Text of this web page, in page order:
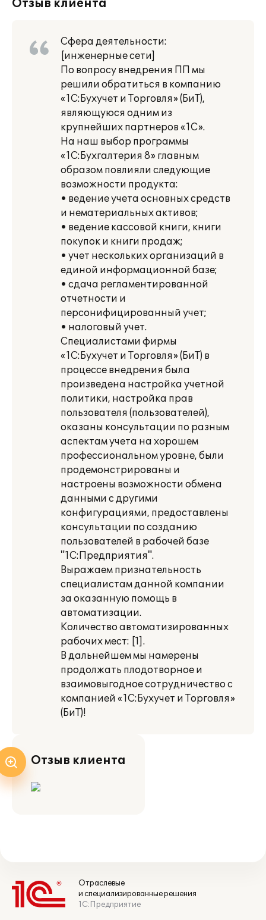
Отзыв клиента
Сфера деятельности:
[инженерные сети]
По вопросу внедрения ПП мы
решили обратиться в компанию
«1С:Бухучет и Торговля» (БиТ),
являющуюся одним из
крупнейших партнеров «1С».
На наш выбор программы
«1С:Бухгалтерия 8» главным
образом повлияли следующие
возможности продукта:
• ведение учета основных средств
и нематериальных активов;
• ведение кассовой книги, книги
покупок и книги продаж;
• учет нескольких организаций в
единой информационной базе;
• сдача регламентированной
отчетности и
персонифицированный учет;
• налоговый учет.
Специалистами фирмы
«1С:Бухучет и Торговля» (БиТ) в
процессе внедрения была
произведена настройка учетной
политики, настройка прав
пользователя (пользователей),
оказаны консультации по разным
аспектам учета на хорошем
профессиональном уровне, были
продемонстрированы и
настроены возможности обмена
данными с другими
конфигурациями, предоставлены
консультации по созданию
пользователей в рабочей базе
"1С:Предприятия".
Выражаем признательность
специалистам данной компании
за оказанную помощь в
автоматизации.
Количество автоматизированных
рабочих мест: [1].
В дальнейшем мы намерены
продолжать плодотворное и
взаимовыгодное сотрудничество с
компанией «1С:Бухучет и Торговля»
(БиТ)!
Отзыв клиента
Отраслевые
и специализированные решения
1С:Предприятие